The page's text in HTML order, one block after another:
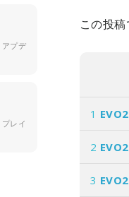
この投
1
2
3
アプデ
レイ